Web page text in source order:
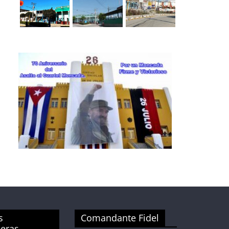
Comandante Fidel